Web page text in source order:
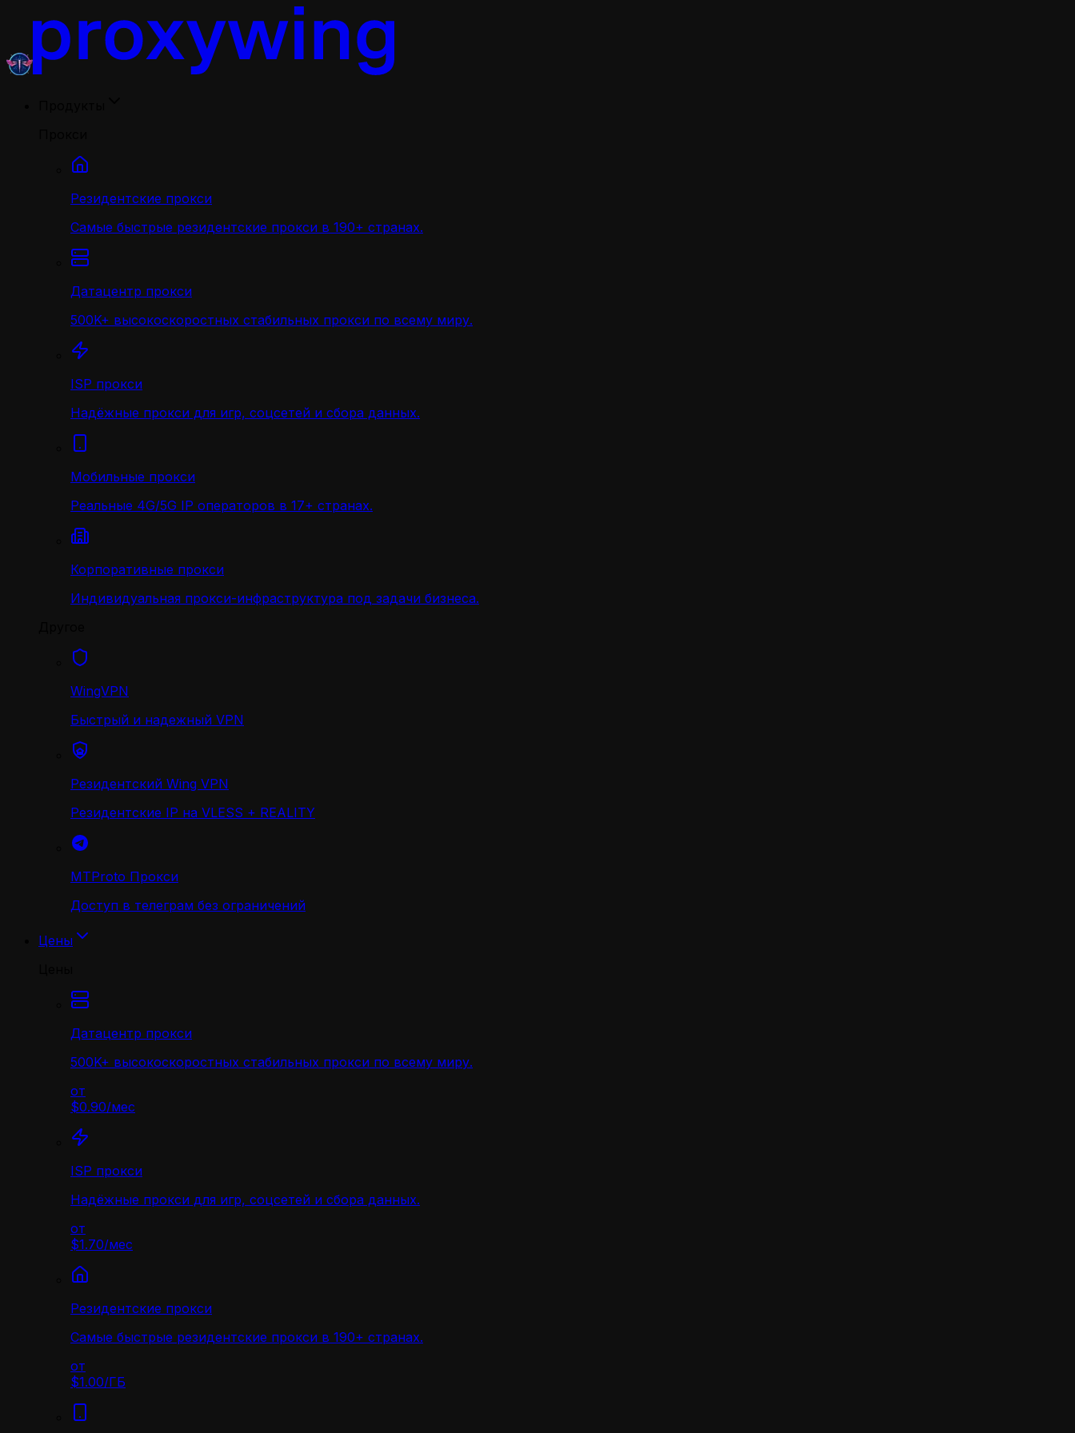
Резидентские прокси
Самые быстрые резидентские прокси в 190+ странах.
Датацентр прокси
500K+ высокоскоростных стабильных прокси по всему миру.
ISP прокси
Надёжные прокси для игр, соцсетей и сбора данных.
Мобильные прокси
Реальные 4G/5G IP операторов в 17+ странах.
Корпоративные прокси
Индивидуальная прокси-инфраструктура под задачи бизнеса.
WingVPN
Быстрый и надежный VPN
Резидентский Wing VPN
Резидентские IP на VLESS + REALITY
MTProto Прокси
Доступ в телеграм без ограничений
Цены
Датацентр прокси
500K+ высокоскоростных стабильных прокси по всему миру.
от
$0.90/мес
ISP прокси
Надёжные прокси для игр, соцсетей и сбора данных.
от
$1.70/мес
Резидентские прокси
Самые быстрые резидентские прокси в 190+ странах.
от
$1.00/ГБ